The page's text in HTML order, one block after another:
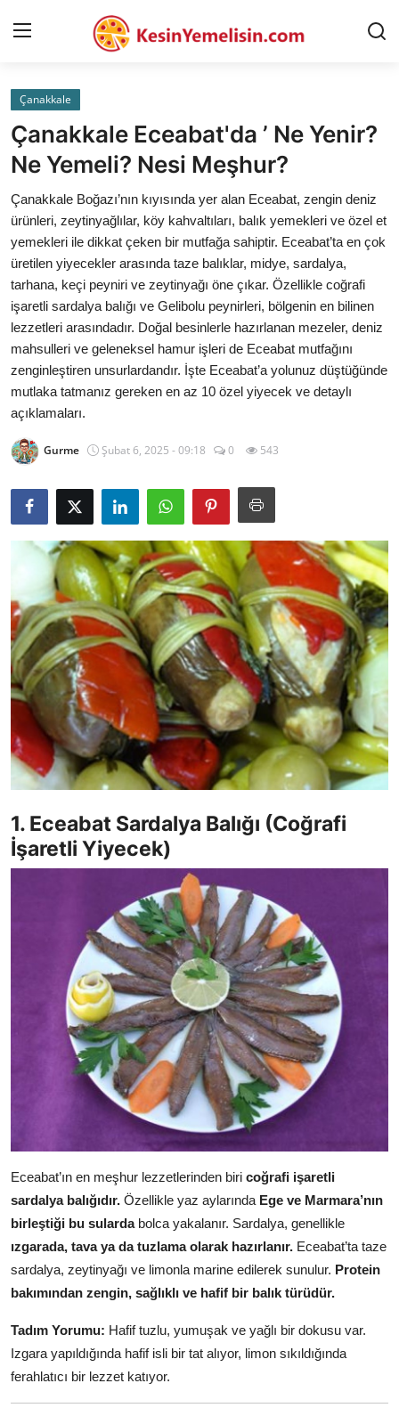
AnaSayfa
Gizlilik Sözleşmesi
Rüya Tabirleri
Diyet & Sağlıklı Beslenme
İletişim
Şehirler
Helal Gıda & Dini Hükümler
Gıda Güvenliği & Bilimi
Kalori & Diyet Rehberi
Mutfak Püf Noktaları & İpuçları
Mekan & Lezzet Rotaları
Temel Gıda ve Ürün Rehberleri
İçecek Kültürü & Barista
Yöresel Tarifler & Ev Yemekleri
Gıda Güvenliği & Sağlık
İçecek Kültürü & Rehberleri
Popüler Kültür & Mutfak Tarihi
Mutfak Temizliği & Pratik Bilgiler
Anne & Bebek Beslenmesi
Mutfak Sırları & Teknikler
Gıda Sözlüğü & Nedir?
Yemek Tarifleri & Menüler
Çanakkale
Çanakkale Eceabat'da ’ Ne Yenir?
Ne Yemeli? Nesi Meşhur?
Çanakkale Boğazı’nın kıyısında yer alan Eceabat, zengin deniz
ürünleri, zeytinyağlılar, köy kahvaltıları, balık yemekleri ve özel et
yemekleri ile dikkat çeken bir mutfağa sahiptir. Eceabat’ta en çok
üretilen yiyecekler arasında taze balıklar, midye, sardalya,
tarhana, keçi peyniri ve zeytinyağı öne çıkar. Özellikle coğrafi
işaretli sardalya balığı ve Gelibolu peynirleri, bölgenin en bilinen
lezzetleri arasındadır. Doğal besinlerle hazırlanan mezeler, deniz
mahsulleri ve geleneksel hamur işleri de Eceabat mutfağını
zenginleştiren unsurlardandır. İşte Eceabat’a yolunuz düştüğünde
mutlaka tatmanız gereken en az 10 özel yiyecek ve detaylı
açıklamaları.
Gurme Şubat 6, 2025 - 09:18 0 543
1. Eceabat Sardalya Balığı (Coğrafi
İşaretli Yiyecek)
Eceabat’ın en meşhur lezzetlerinden biri coğrafi işaretli
sardalya balığıdır. Özellikle yaz aylarında Ege ve Marmara’nın
birleştiği bu sulardabolca yakalanır. Sardalya, genellikle
ızgarada, tava ya da tuzlama olarak hazırlanır. Eceabat’ta taze
sardalya, zeytinyağı ve limonla marine edilerek sunulur. Protein
bakımından zengin, sağlıklı ve hafif bir balık türüdür.
Tadım Yorumu: Hafif tuzlu, yumuşak ve yağlı bir dokusu var.
Izgara yapıldığında hafif isli bir tat alıyor, limon sıkıldığında
ferahlatıcı bir lezzet katıyor.